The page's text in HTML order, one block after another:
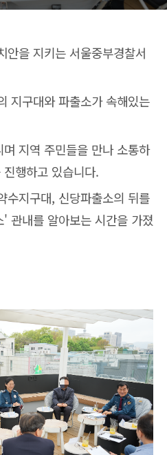
안을 지키는 서울중부경찰서
지구대와 파출소가 속해있는
지역 주민들을 만나 소통하
행하고 있습니다.
수지구대, 신당파출소의 뒤를
관내를 알아보는 시간을 가졌